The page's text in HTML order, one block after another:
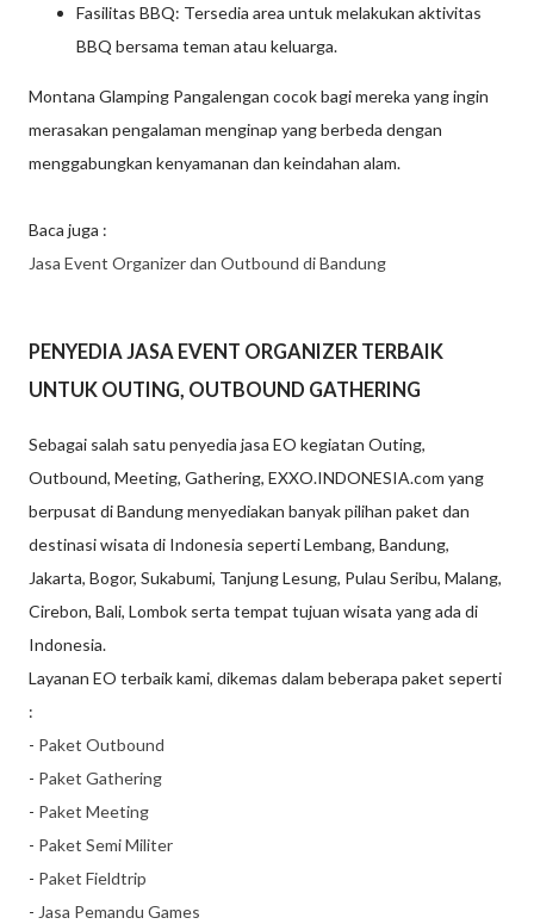
Fasilitas BBQ: Tersedia area untuk melakukan aktivitas
BBQ bersama teman atau keluarga.
Montana Glamping Pangalengan cocok bagi mereka yang ingin
merasakan pengalaman menginap yang berbeda dengan
menggabungkan kenyamanan dan keindahan alam.
Baca juga :
Jasa Event Organizer dan Outbound di Bandung
PENYEDIA JASA EVENT ORGANIZER TERBAIK
UNTUK OUTING, OUTBOUND GATHERING
Sebagai salah satu penyedia jasa EO kegiatan Outing,
Outbound, Meeting, Gathering, EXXO.INDONESIA.com yang
berpusat di Bandung menyediakan banyak pilihan paket dan
destinasi wisata di Indonesia seperti Lembang, Bandung,
Jakarta, Bogor, Sukabumi, Tanjung Lesung, Pulau Seribu, Malang,
Cirebon, Bali, Lombok serta tempat tujuan wisata yang ada di
Indonesia.
Layanan EO terbaik kami, dikemas dalam beberapa paket seperti
:
- Paket Outbound
- Paket Gathering
- Paket Meeting
- Paket Semi Militer
- Paket Fieldtrip
- Jasa Pemandu Games